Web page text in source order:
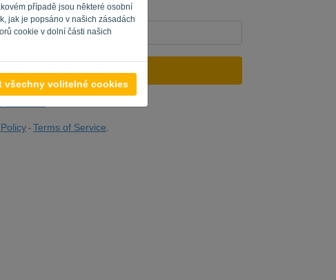
případě jsou některé osobní
jak je popsáno v našich zásadách
cookie v dolní části našich
všechny volitelné cookies
Vyplňte ' '.
- Terms of Service